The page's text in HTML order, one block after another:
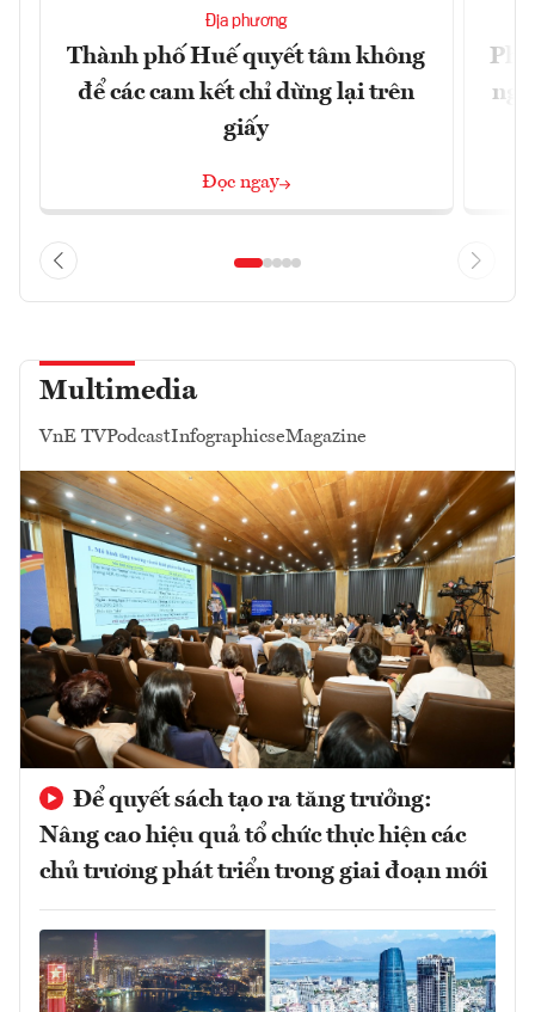
Địa phương
Thành phố Huế quyết tâm không
để các cam kết chỉ dừng lại trên
giấy
Đọc ngay
Multimedia
VnE TVPodcastInfographicseMagazine
Để quyết sách tạo ra tăng trưởng:
Nâng cao hiệu quả tổ chức thực hiện các
chủ trương phát triển trong giai đoạn mới